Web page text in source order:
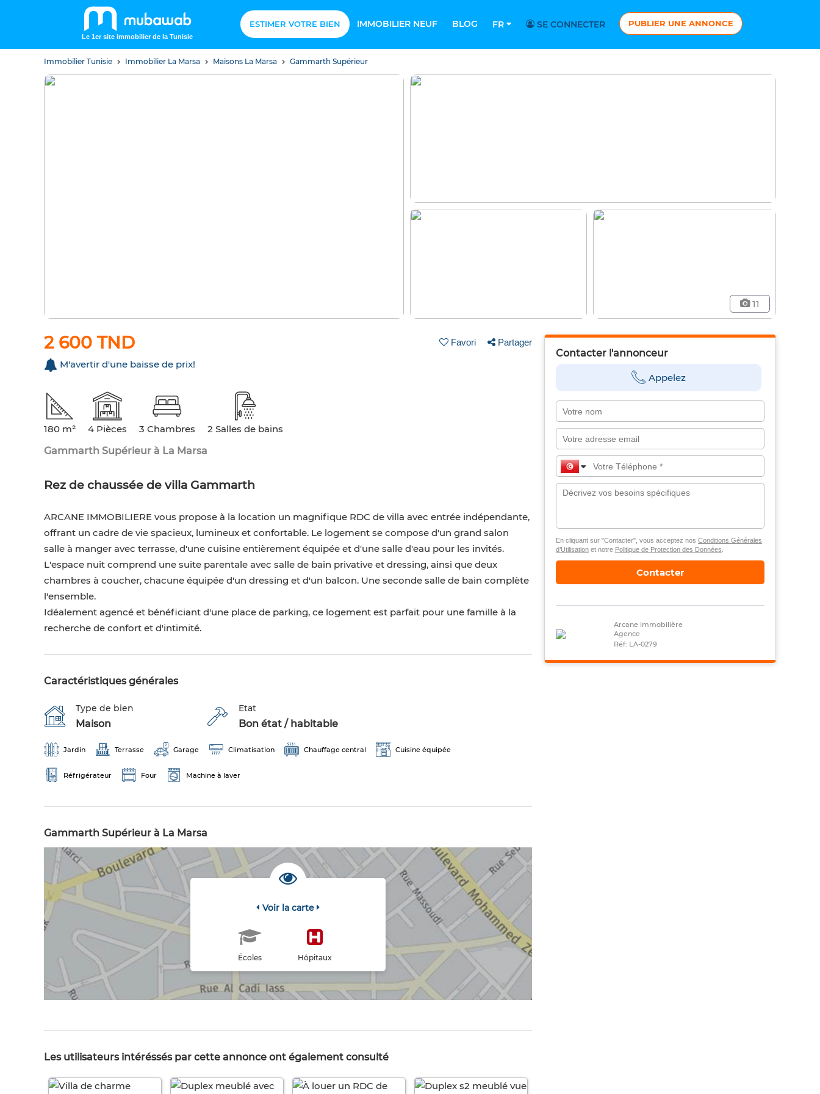
Le 1er site immobilier de la Tunisie
ESTIMER VOTRE BIEN IMMOBILIER NEUF BLOG FR SE CONNECTER PUBLIER UNE ANNONCE
Immobilier Tunisie Immobilier La Marsa Maisons La Marsa Gammarth Supérieur
11
2 600 TND Favori Partager
M'avertir d'une baisse de prix!
180 m² 4 Pièces 3 Chambres
2 Salles de bains
Gammarth Supérieur à La Marsa
Rez de chaussée de villa Gammarth
ARCANE IMMOBILIERE vous propose à la location un magnifique RDC de villa avec entrée indépendante,
offrant un cadre de vie spacieux, lumineux et confortable. Le logement se compose d'un grand salon
salle à manger avec terrasse, d'une cuisine entièrement équipée et d'une salle d'eau pour les invités.
L'espace nuit comprend une suite parentale avec salle de bain privative et dressing, ainsi que deux
chambres à coucher, chacune équipée d'un dressing et d'un balcon. Une seconde salle de bain complète
l'ensemble.
Idéalement agencé et bénéficiant d'une place de parking, ce logement est parfait pour une famille à la
recherche de confort et d'intimité.
Caractéristiques générales
Type de bien
Maison
Etat
Bon état / habitable
Jardin Terrasse Garage Climatisation Chauffage central Cuisine équipée
Réfrigérateur Four Machine à laver
Gammarth Supérieur à La Marsa
Voir la carte
Écoles Hôpitaux
Les utilisateurs intéréssés par cette annonce ont également consulté
Contacter l'annonceur
Appelez
En cliquant sur "Contacter", vous acceptez nos Conditions Générales
d’Utilisationet notre Politique de Protection des Données
Contacter
Arcane immobilière
Agence
Réf: LA-0279